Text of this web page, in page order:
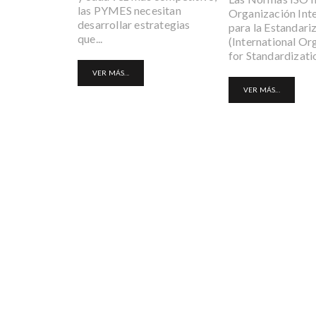
las PYMES necesitan
desarrollar estrategias
que...
VER MÁS...
Organización
para la
(International
for
VER MÁS...